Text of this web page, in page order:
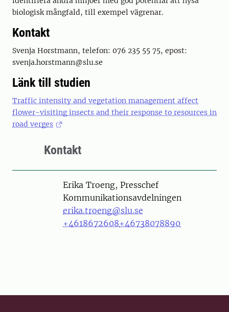
biologisk mångfald, till exempel vägrenar.
Kontakt
Svenja Horstmann, telefon: 076 235 55 75, epost:
svenja.horstmann@slu.se
Länk till studien
Traffic intensity and vegetation management affect
flower-visiting insects and their response to resources in
road verges
Kontakt
PersonErika Troeng, Presschef
Kommunikationsavdelningen
erika.troeng@slu.se
+4618672608+46738078890